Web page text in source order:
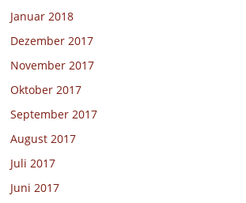
Januar 2018
Dezember 2017
November 2017
Oktober 2017
September 2017
August 2017
Juli 2017
Juni 2017